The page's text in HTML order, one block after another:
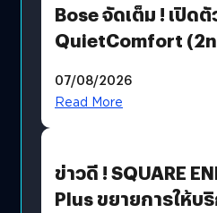
Bose จัดเต็ม ! เปิดตั
QuietComfort
07/08/2026
Read More
ข่าวดี ! SQUARE
Plus ขยายการให้บ